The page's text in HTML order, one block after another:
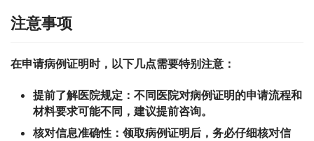
注意事项
在申请病例证明时，以下几点需要特别注意：
提前了解医院规定： 不同医院对病例证明的申请流程和
材料要求可能不同，建议提前咨询。
核对信息准确性： 领取病例证明后，务必仔细核对信